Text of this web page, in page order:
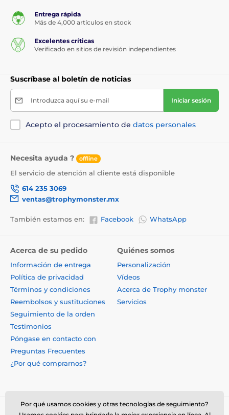
Entrega rápida
Más de 4,000 artículos en stock
Excelentes críticas
Verificado en sitios de revisión independientes
Suscríbase al boletín de noticias
Introduzca aquí su e-mail Iniciar sesión
Acepto el procesamiento de datos personales
Necesita ayuda ? offline
El servicio de atención al cliente está disponible
614 235 3069
ventas@trophymonster.mx
También estamos en: Facebook WhatsApp
Acerca de su pedido
Información de entrega
Política de privacidad
Términos y condiciones
Reembolsos y sustituciones
Seguimiento de la orden
Testimonios
Póngase en contacto con
Preguntas Frecuentes
¿Por qué comprarnos?
Quiénes somos
Personalización
Vídeos
Acerca de Trophy monster
Servicios
Por qué usamos cookies y otras tecnologías de seguimiento?